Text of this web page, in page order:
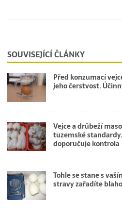
SOUVISEJÍCÍ ČLÁNKY
Před konzumací
jeho čerstvost.
Vejce a drůbeží
tuzemské
doporučuje kontrola
Tohle se stane s
stravy zařadíte